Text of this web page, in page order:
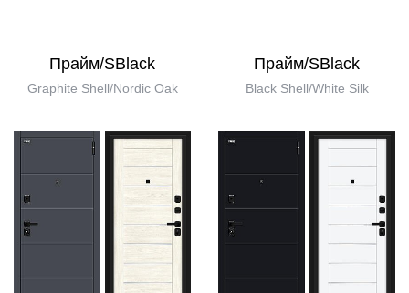
Прайм/SBlack
Graphite Shell/Nordic Oak
Прайм/SBlack
Black Shell/White Silk